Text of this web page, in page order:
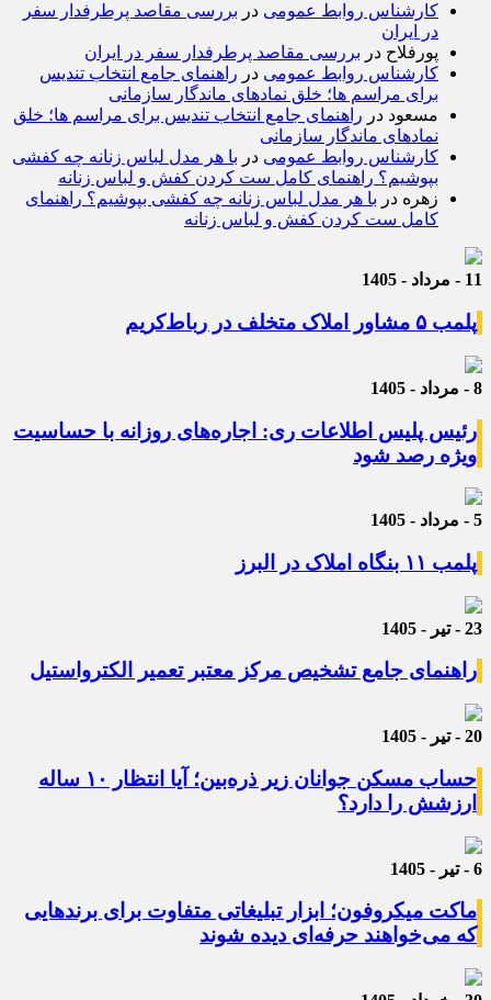
کارشناس روابط عمومی در بررسی مقاصد پرطرفدار سفر
در ایران
پورفلاح در بررسی مقاصد پرطرفدار سفر در ایران
کارشناس روابط عمومی در راهنمای جامع انتخاب تندیس
برای مراسم ها؛ خلق نمادهای ماندگار سازمانی
مسعود در راهنمای جامع انتخاب تندیس برای مراسم ها؛ خلق
نمادهای ماندگار سازمانی
کارشناس روابط عمومی در با هر مدل لباس زنانه چه کفشی
بپوشیم؟ راهنمای کامل ست کردن کفش و لباس زنانه
زهره در با هر مدل لباس زنانه چه کفشی بپوشیم؟ راهنمای
کامل ست کردن کفش و لباس زنانه
11 - مرداد - 1405
پلمب ۵ مشاور املاک متخلف در رباط‌کریم
8 - مرداد - 1405
رئیس پلیس اطلاعات ری: اجاره‌های روزانه با حساسیت
ویژه رصد شود
5 - مرداد - 1405
پلمب ۱۱ بنگاه املاک در البرز
23 - تیر - 1405
راهنمای جامع تشخیص مرکز معتبر تعمیر الکترواستیل
20 - تیر - 1405
حساب مسکن جوانان زیر ذره‌بین؛ آیا انتظار ۱۰ ساله
ارزشش را دارد؟
6 - تیر - 1405
ماکت میکروفون؛ ابزار تبلیغاتی متفاوت برای برندهایی
که می‌خواهند حرفه‌ای دیده شوند